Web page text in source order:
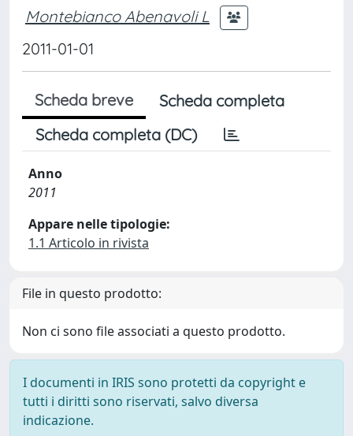
Montebianco Abenavoli L
2011-01-01
Scheda breve
Scheda completa
Scheda completa (DC)
Anno
2011
Appare nelle tipologie:
1.1 Articolo in rivista
File in questo prodotto:
Non ci sono file associati a questo prodotto.
I documenti in IRIS sono protetti da copyright e
tutti i diritti sono riservati, salvo diversa
indicazione.